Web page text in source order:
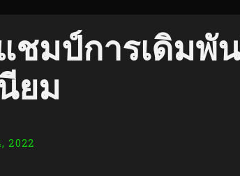
ชมป์การเดิมพั
ยม
2022